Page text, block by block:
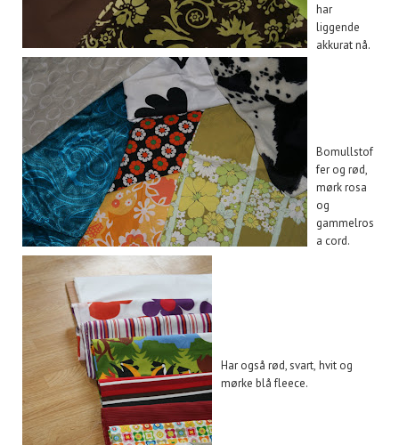
har
liggende
akkurat nå.
Bomullstof
fer og rød,
mørk rosa
og
gammelros
a cord.
Har også rød, svart, hvit og
mørke blå fleece.